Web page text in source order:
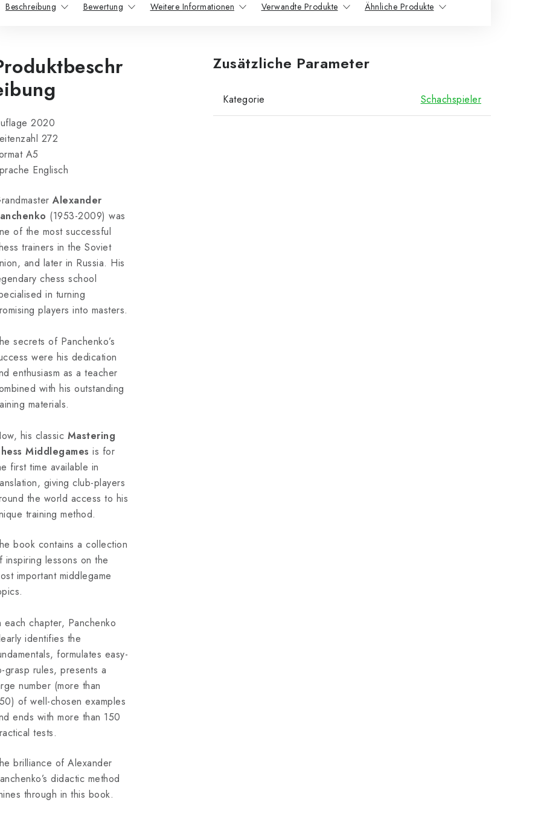
Beschreibung Bewertung Weitere Informationen Verwandte Produkte Ähnliche Produkte
2020
272
A5
Englisch
Alexander
(1953-2009) was
of the most successful
trainers in the Soviet
and later in Russia. His
chess school
in turning
players into masters.
secrets of Panchenko’s
were his dedication
enthusiasm as a teacher
with his outstanding
materials.
his classic Mastering
Middlegames is for
first time available in
giving club-players
the world access to his
training method.
book contains a collection
inspiring lessons on the
important middlegame
each chapter, Panchenko
identifies the
formulates easy-
grasp rules, presents a
number (more than
of well-chosen examples
ends with more than 150
tests.
brilliance of Alexander
didactic method
through in this book.
Zusätzliche Parameter
Kategorie Schachspieler